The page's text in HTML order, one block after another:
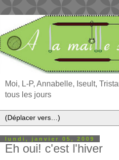
Moi, L-P, Annabelle, Iseult,
tous les jours
lundi, janvier 05, 2009
Eh oui! c'est l'hiver